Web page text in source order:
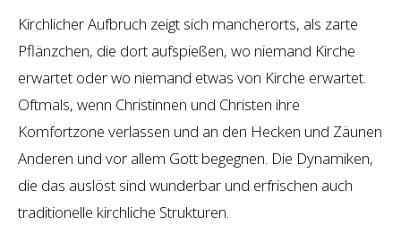
Kirchlicher Aufbruch zeigt sich mancherorts, als zarte
Pflänzchen, die dort aufspießen, wo niemand Kirche
erwartet oder wo niemand etwas von Kirche erwartet.
Oftmals, wenn Christinnen und Christen ihre
Komfortzone verlassen und an den Hecken und Zäunen
Anderen und vor allem Gott begegnen. Die Dynamiken,
die das auslöst sind wunderbar und erfrischen auch
traditionelle kirchliche Strukturen.